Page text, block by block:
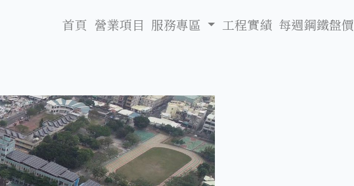
首頁 營業項目 服務專區 工程實績 每週鋼鐵盤價